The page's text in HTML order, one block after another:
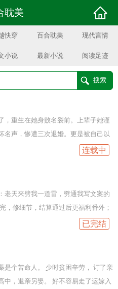
耽美
快穿 百合耽美 现代言情
小说 最新小说 阅读足迹
，重生在她身败名裂前。上辈子她谨
名声，惨遭三次退婚。更是被自己以
一杯毒茶，要了性命。魂锁山野，她
然睁开眼，竟然是她撞见假母亲私会
好，机会给到她面前，那就别怪她抄
郑媞声来说只是浮尘，她爽利走完退
不想他们死不松手，一心想要和她结
军，世家子，为了和她成婚彼此争锋
着，两人不知何时殊途同归。直到新
后，众人才发现哪怕三次退婚，她依
连载中
老天来劈我一道雷，劈通我写文案的
，修细节，结算通过后更福利番外；
，文案在最后，求收~ 烂命一条、医
已完结
是个苦命人。 少时贫困辛劳， 订了亲
中，退亲另娶。 好不容易走了运嫁入